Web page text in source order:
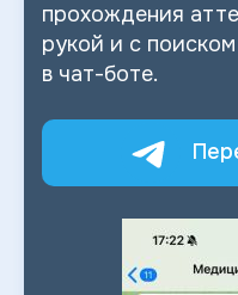
прохождения
рукой и с
в чат-боте.